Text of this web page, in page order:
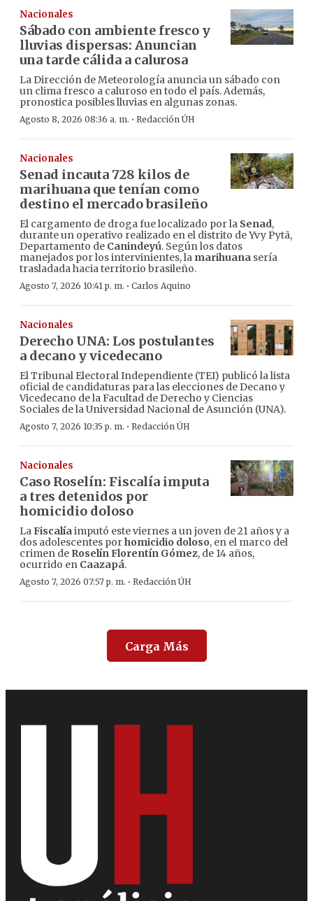
Nacionales
Sábado con ambiente fresco y
lluvias dispersas: Anuncian
una tarde cálida a calurosa
La Dirección de Meteorología anuncia un sábado con
un clima fresco a caluroso en todo el país. Además,
pronostica posibles lluvias en algunas zonas.
Agosto 8, 2026 08:36 a. m. · Redacción ÚH
Nacionales
Senad incauta 728 kilos de
marihuana que tenían como
destino el mercado brasileño
El cargamento de droga fue localizado por la Senad,
durante un operativo realizado en el distrito de Yvy Pytã,
Departamento de Canindeyú. Según los datos
manejados por los intervinientes, la marihuana sería
trasladada hacia territorio brasileño.
Agosto 7, 2026 10:41 p. m. · Carlos Aquino
Nacionales
Derecho UNA: Los postulantes
a decano y vicedecano
El Tribunal Electoral Independiente (TEI) publicó la lista
oficial de candidaturas para las elecciones de Decano y
Vicedecano de la Facultad de Derecho y Ciencias
Sociales de la Universidad Nacional de Asunción (UNA).
Agosto 7, 2026 10:35 p. m. · Redacción ÚH
Nacionales
Caso Roselín: Fiscalía imputa
a tres detenidos por
homicidio doloso
LaFiscalíaimputó este viernes a un joven de 21 años y a
dos adolescentes porhomicidio doloso, en el marco del
crimen de Roselín Florentín Gómez, de 14 años,
ocurrido en Caazapá.
Agosto 7, 2026 07:57 p. m. · Redacción ÚH
Carga Más